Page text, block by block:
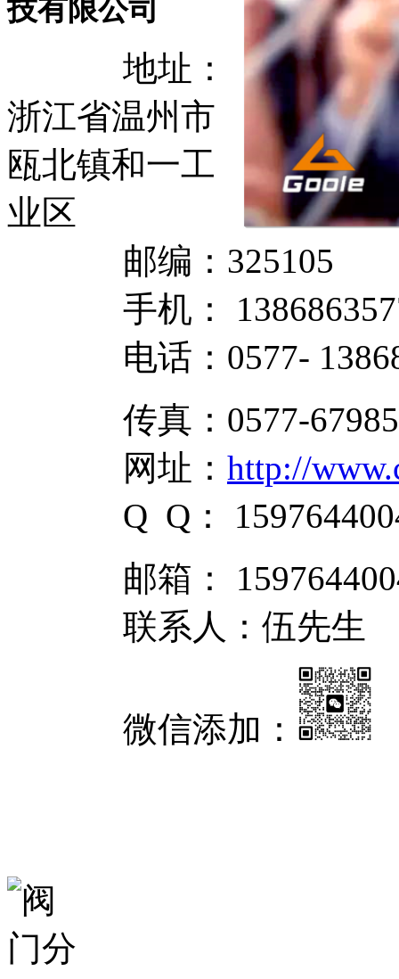
技有限公司
地址：
浙江省温州市
瓯北镇和一工
业区
邮编：325105
手机：
电话： 0577-
传真：0577-
网址： http://
Q Q：
邮箱：
联系人：伍先生
微信添加：